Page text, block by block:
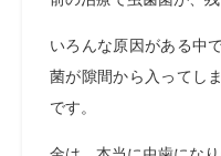
いろんな原因がある中
菌が隙間から入ってし
です。